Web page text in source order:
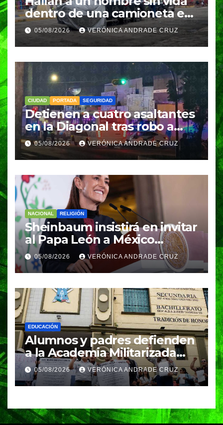
dentro de una camioneta en
Tenampulco; investigan
homicidio
05/08/2026 VERÓNICA ANDRADE CRUZ
CIUDAD PORTADA SEGURIDAD
Detienen a cuatro asaltantes
en la Diagonal tras robo a
Coppel en el Centro de
Puebla; recuperan celulares
y aseguran un arma
05/08/2026 VERÓNICA ANDRADE CRUZ
NACIONAL RELIGIÓN
Sheinbaum insistirá en invitar
al Papa León a México
durante su próxima gira por
América Latina
05/08/2026 VERÓNICA ANDRADE CRUZ
EDUCACIÓN
Alumnos y padres defienden
a la Academia Militarizada
Ignacio Zaragoza en Puebla;
piden a la SEP no cerrar el
plantel
05/08/2026 VERÓNICA ANDRADE CRUZ